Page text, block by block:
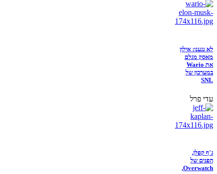
לא נגענו: אילון
מאסק מגלם
את Wario
במערכון של
SNL
עדי פרל
ג'ף קפלן,
הפנים של
Overwatch,